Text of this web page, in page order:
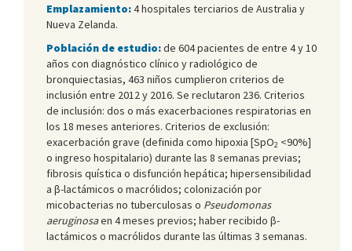
Emplazamiento:4 hospitales terciarios de Australia y
Nueva Zelanda.
Población de estudio:de 604 pacientes de entre 4 y 10
años con diagnóstico clínico y radiológico de
bronquiectasias, 463 niños cumplieron criterios de
inclusión entre 2012 y 2016. Se reclutaron 236. Criterios
de inclusión: dos o más exacerbaciones respiratorias en
los 18 meses anteriores. Criterios de exclusión:
exacerbación grave (definida como hipoxia [SpO2 <90%]
o ingreso hospitalario) durante las 8 semanas previas;
fibrosis quística o disfunción hepática; hipersensibilidad
a β-lactámicos o macrólidos; colonización por
micobacterias no tuberculosas o Pseudomonas
aeruginosaen 4 meses previos; haber recibido β-
lactámicos o macrólidos durante las últimas 3 semanas.